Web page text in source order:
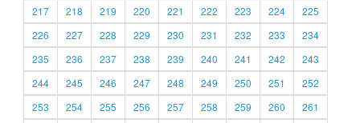
217
218 219 220 221 222 223 224
225
226
227 228 229 230 231 232 233
234
235
236 237 238 239 240 241 242
243
244
245 246 247 248 249 250 251
252
253
254 255 256 257 258 259 260
261